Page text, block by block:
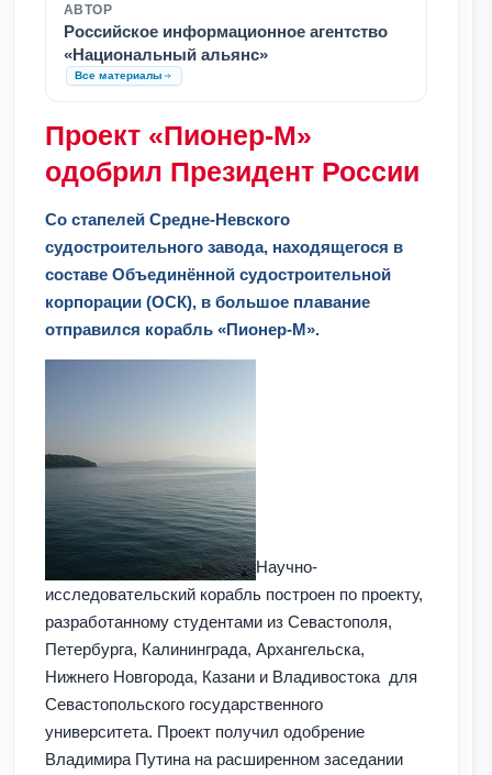
АВТОР
Российское информационное агентство
«Национальный альянс»
Все материалы
Проект «Пионер-М»
одобрил Президент России
Со стапелей Средне-Невского
судостроительного завода, находящегося в
составе Объединённой судостроительной
корпорации (ОСК), в большое плавание
отправился корабль «Пионер-М».
Научно-
исследовательский корабль построен по проекту,
разработанному студентами из Севастополя,
Петербурга, Калининграда, Архангельска,
Нижнего Новгорода, Казани и Владивостока для
Севастопольского государственного
университета. Проект получил одобрение
Владимира Путина на расширенном заседании